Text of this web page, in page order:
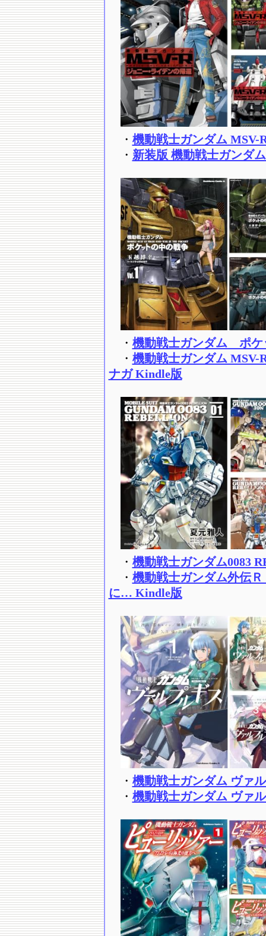
・ 機動戦士ガンダム MSV-
・ 新装版 機動戦士ガンダ
・ 機動戦士ガンダム ポケ
・ 機動戦士ガンダム MSV-
ナガ Kindle版
・ 機動戦士ガンダム0083
・ 機動戦士ガンダム外伝
に… Kindle版
・ 機動戦士ガンダム ヴァ
・ 機動戦士ガンダム ヴァ